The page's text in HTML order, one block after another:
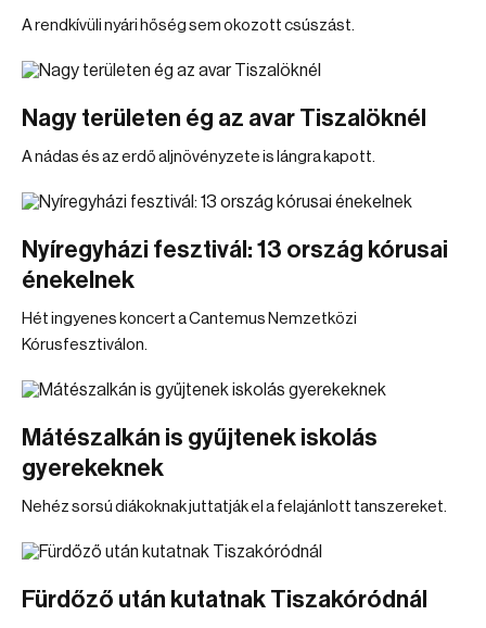
A rendkívüli nyári hőség sem okozott csúszást.
Nagy területen ég az avar Tiszalöknél
A nádas és az erdő aljnövényzete is lángra kapott.
Nyíregyházi fesztivál: 13 ország kórusai
énekelnek
Hét ingyenes koncert a Cantemus Nemzetközi
Kórusfesztiválon.
Mátészalkán is gyűjtenek iskolás
gyerekeknek
Nehéz sorsú diákoknak juttatják el a felajánlott tanszereket.
Fürdőző után kutatnak Tiszakóródnál